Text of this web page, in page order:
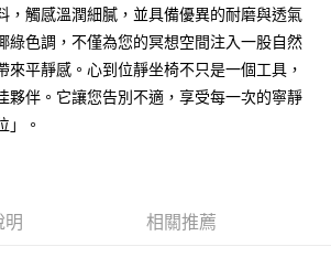
，觸感溫潤細膩，並具備優異的耐磨與透氣
綠色調，不僅為您的冥想空間注入一股自然
來平靜感。心到位靜坐椅不只是一個工具，
夥伴。它讓您告別不適，享受每一次的寧靜
」。
明 相關推薦